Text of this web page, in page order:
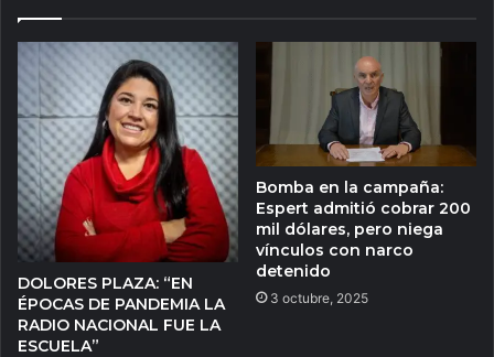
DOLORES PLAZA: “EN
ÉPOCAS DE PANDEMIA LA
RADIO NACIONAL FUE LA
ESCUELA”
Bomba en la campaña:
Espert admitió cobrar 200
mil dólares, pero niega
vínculos con narco
detenido
3 octubre, 2025